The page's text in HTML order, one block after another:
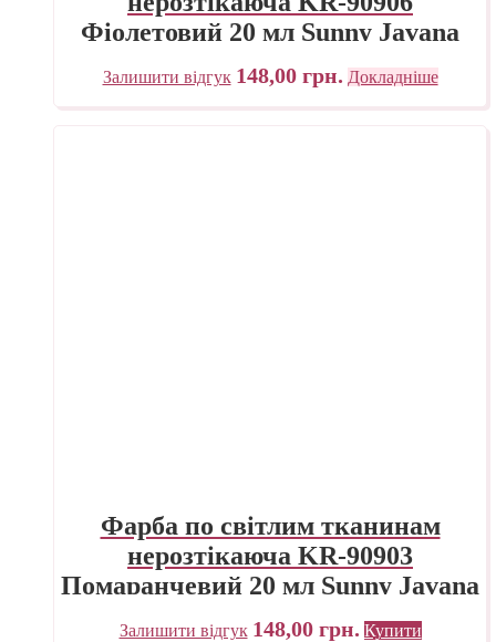
Фіолетовий 20 мл Sunny Javana
C.KREUL
Залишити відгук 148,00 грн. Докладніше
Фарба по світлим тканинам
нерозтікаюча KR-90903
Помаранчевий 20 мл Sunny Javana
C.KREUL
Залишити відгук 148,00 грн. Купити